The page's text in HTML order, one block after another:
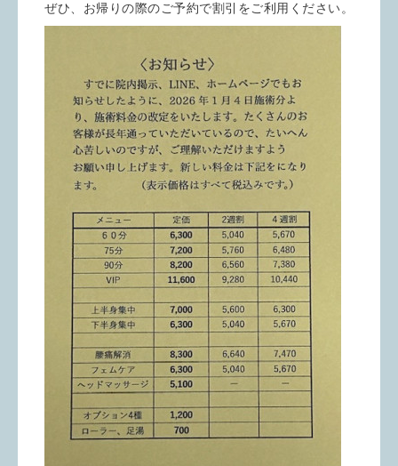
ぜひ、お帰りの際のご予約で割引をご利用ください。